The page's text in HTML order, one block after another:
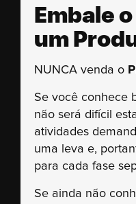
Embale
um
NUNCA venda o
Se você conhece
não será difícil
atividades
uma leva e,
para cada fase
Se ainda não